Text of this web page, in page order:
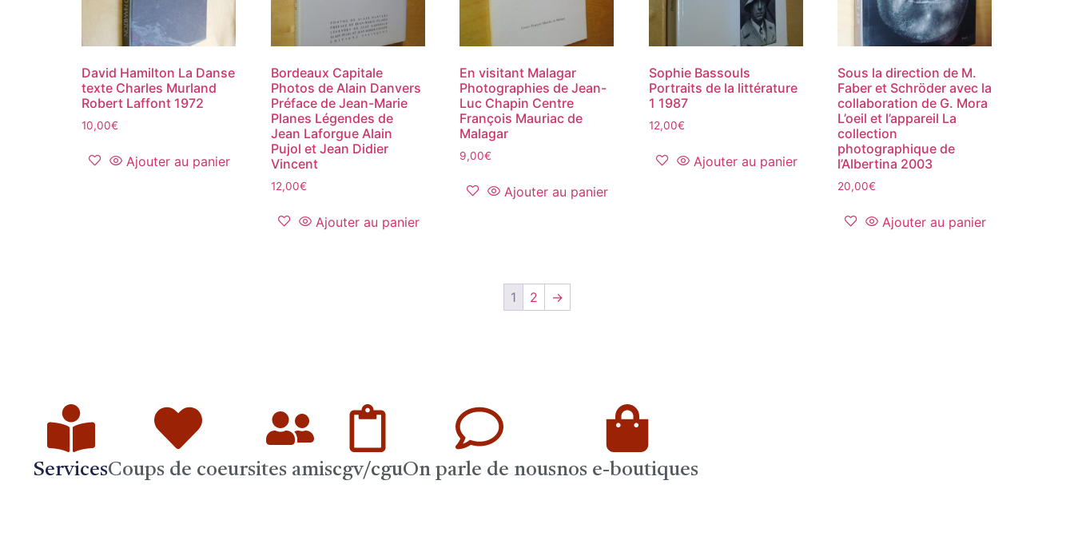
David Hamilton La Danse
texte Charles Murland
Robert Laffont 1972
10,00€
Ajouter au panier
Bordeaux Capitale
Photos de Alain Danvers
Préface de Jean-Marie
Planes Légendes de
Jean Laforgue Alain
Pujol et Jean Didier
Vincent
12,00€
Ajouter au panier
En visitant Malagar
Photographies de Jean-
Luc Chapin Centre
François Mauriac de
Malagar
9,00€
Ajouter au panier
Sophie Bassouls
Portraits de la littérature
1 1987
12,00€
Ajouter au panier
Sous la direction de M.
Faber et Schröder avec la
collaboration de G. Mora
L’oeil et l’appareil La
collection
photographique de
l’Albertina 2003
20,00€
Ajouter au panier
1 2 →
ServicesCoups de coeursites amiscgv/cguOn parle de nousnos e-boutiques